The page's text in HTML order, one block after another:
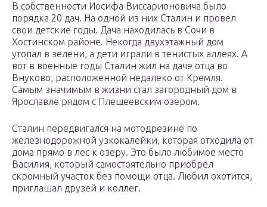
В собственности Иосифа Виссарионовича было
порядка 20 дач. На одной из них Сталин и провел
свои детские годы. Дача находилась в Сочи в
Хостинском районе. Некогда двухэтажный дом
утопал в зелени, а дети играли в тенистых аллеях. А
вот в военные годы Сталин жил на даче отца во
Внуково, расположенной недалеко от Кремля.
Самым значимым в жизни стал загородный дом в
Ярославле рядом с Плещеевским озером.
Сталин передвигался на мотодрезине по
железнодорожной узкокалейки, которая отходила от
дома прямо в лес к озеру. Это было любимое место
Василия, который самостоятельно приобрел
скромный участок без помощи отца. Любил охотится,
приглашал друзей и коллег.